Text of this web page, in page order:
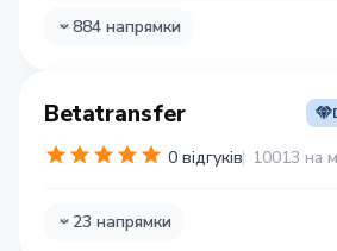
884 напрямки
Betatransfer
0 відгуків 10013 на
23 напрямки